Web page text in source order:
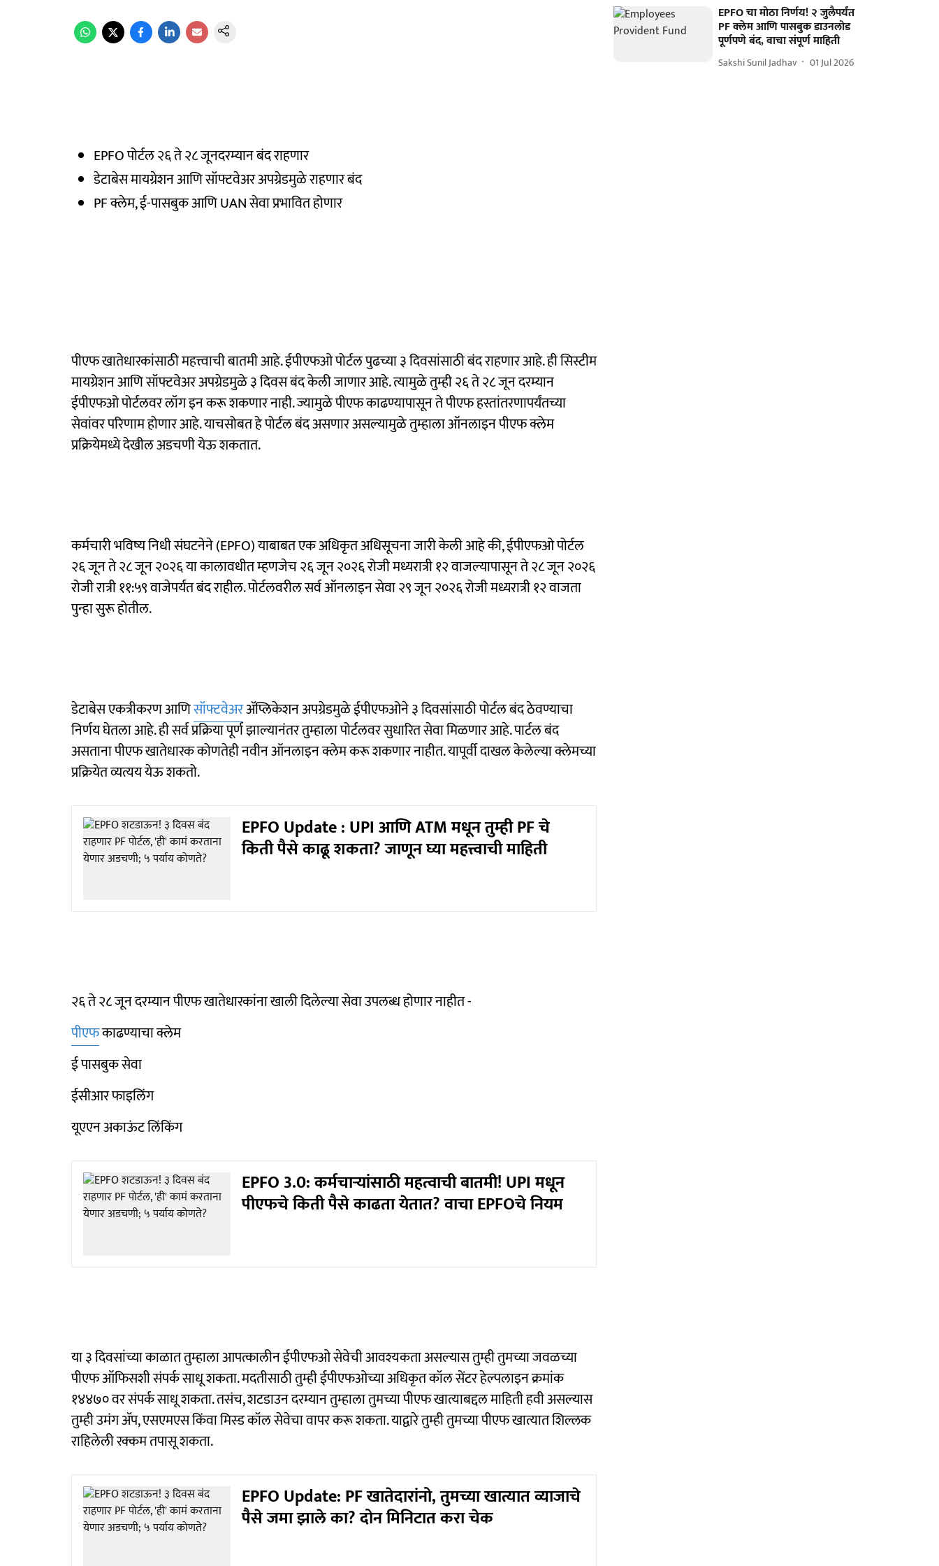
EPFO पोर्टल २६ ते २८ जूनदरम्यान बंद राहणार
डेटाबेस मायग्रेशन आणि सॉफ्टवेअर अपग्रेडमुळे राहणार बंद
PF क्लेम, ई-पासबुक आणि UAN सेवा प्रभावित होणार
पीएफ खातेधारकांसाठी महत्त्वाची बातमी आहे. ईपीएफओ पोर्टल पुढच्या ३ दिवसांसाठी बंद राहणार आहे. ही सिस्टीम
मायग्रेशन आणि सॉफ्टवेअर अपग्रेडमुळे ३ दिवस बंद केली जाणार आहे. त्यामुळे तुम्ही २६ ते २८ जून दरम्यान
ईपीएफओ पोर्टलवर लॉग इन करू शकणार नाही. ज्यामुळे पीएफ काढण्यापासून ते पीएफ हस्तांतरणापर्यंतच्या
सेवांवर परिणाम होणार आहे. याचसोबत हे पोर्टल बंद असणार असल्यामुळे तुम्हाला ऑनलाइन पीएफ क्लेम
प्रक्रियेमध्ये देखील अडचणी येऊ शकतात.
कर्मचारी भविष्य निधी संघटनेने (EPFO) याबाबत एक अधिकृत अधिसूचना जारी केली आहे की, ईपीएफओ ​​पोर्टल
२६ जून ते २८ जून २०२६ या कालावधीत म्हणजेच २६ जून २०२६ रोजी मध्यरात्री १२ वाजल्यापासून ते २८ जून २०२६
रोजी रात्री ११:५९ वाजेपर्यंत बंद राहील. पोर्टलवरील सर्व ऑनलाइन सेवा २९ जून २०२६ रोजी मध्यरात्री १२ वाजता
पुन्हा सुरू होतील.
डेटाबेस एकत्रीकरण आणिसॉफ्टवेअरॲप्लिकेशन अपग्रेडमुळे ईपीएफओ​​ने ३ दिवसांसाठी पोर्टल बंद ठेवण्याचा
निर्णय घेतला आहे. ही सर्व प्रक्रिया पूर्ण झाल्यानंतर तुम्हाला पोर्टलवर सुधारित सेवा मिळणार आहे. पार्टल बंद
असताना पीएफ खातेधारक कोणतेही नवीन ऑनलाइन क्लेम करू शकणार नाहीत. यापूर्वी दाखल केलेल्या क्लेमच्या
प्रक्रियेत व्यत्यय येऊ शकतो.
EPFO Update : UPI आणि ATM मधून तुम्ही PF चे
किती पैसे काढू शकता? जाणून घ्या महत्त्वाची माहिती
२६ ते २८ जून दरम्यान पीएफ खातेधारकांना खाली दिलेल्या सेवा उपलब्ध होणार नाहीत -
पीएफकाढण्याचा क्लेम
ई पासबुक सेवा
ईसीआर फाइलिंग
यूएएन अकाऊंट लिंकिंग
EPFO 3.0: कर्मचाऱ्यांसाठी महत्वाची बातमी! UPI मधून
पीएफचे किती पैसे काढता येतात? वाचा EPFOचे नियम
या ३ दिवसांच्या काळात तुम्हाला आपत्कालीन ईपीएफओ ​​सेवेची आवश्यकता असल्यास तुम्ही तुमच्या जवळच्या
पीएफ ऑफिसशी संपर्क साधू शकता. मदतीसाठी तुम्ही ईपीएफओ​​च्या अधिकृत कॉल सेंटर हेल्पलाइन क्रमांक
१४४७० वर संपर्क साधू शकता. तसंच, शटडाउन दरम्यान तुम्हाला तुमच्या पीएफ खात्याबद्दल माहिती हवी असल्यास
तुम्ही उमंग ॲप, एसएमएस किंवा मिस्ड कॉल सेवेचा वापर करू शकता. याद्वारे तुम्ही तुमच्या पीएफ खात्यात शिल्लक
राहिलेली रक्कम तपासू शकता.
EPFO Update: PF खातेदारांनो, तुमच्या खात्यात व्याजाचे
पैसे जमा झाले का? दोन मिनिटात करा चेक
EPFO चा मोठा निर्णय! २ जुलैपर्यंत
PF क्लेम आणि पासबुक डाउनलोड
पूर्णपणे बंद, वाचा संपूर्ण माहिती
Sakshi Sunil Jadhav 01 Jul 2026